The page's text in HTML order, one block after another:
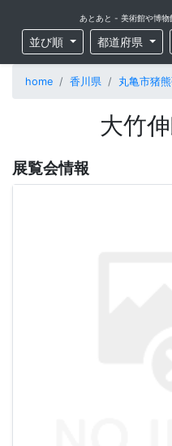
あとあと - 美術館や博
並び順 都道府県
home 香川県 丸亀市猪
大竹
展覧会情報